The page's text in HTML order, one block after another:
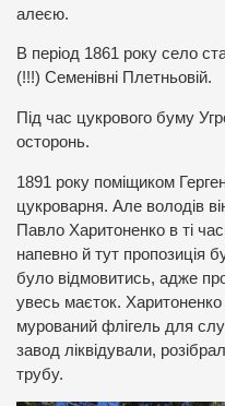
алеєю.
В період 1861 року село
(!!!) Семенівні Плетньовій.
Під час цукрового буму
осторонь.
1891 року поміщиком
цукроварня. Але володів
Павло Харитоненко в ті
напевно й тут пропозиція
було відмовитись, адже
увесь маєток.
мурований флігель для
завод ліквідували,
трубу.